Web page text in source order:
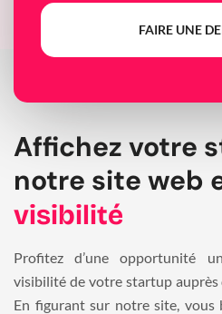
FAIRE UNE
Affichez votre
notre site web
visibilité
Profitez d’une opportunité
visibilité de votre startup auprès
En figurant sur notre site, vous